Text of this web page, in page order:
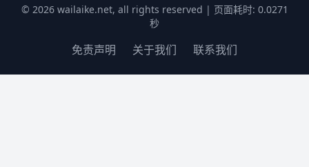
© 2026 wailaike.net, all rights reserved | 页面耗时: 0.0271
秒
免责声明 关于我们 联系我们